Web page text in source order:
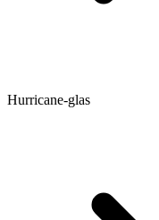
Hurricane-glas